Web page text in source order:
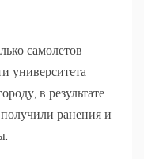
самолетов
университета
в результате
ранения и